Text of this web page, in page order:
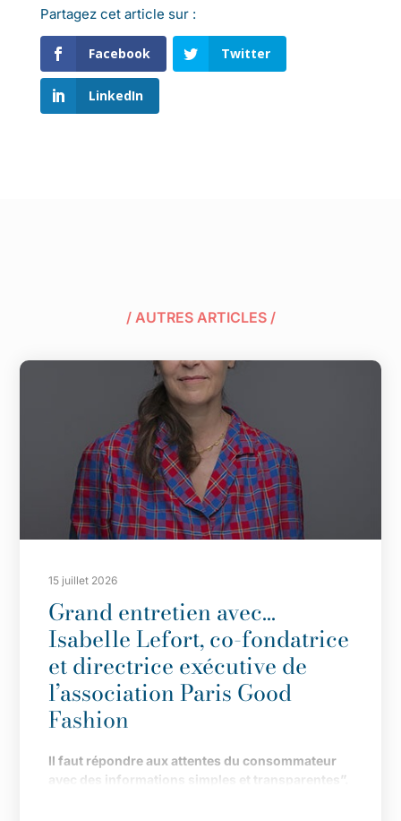
Partagez cet article sur :
Facebook Twitter
LinkedIn
/ AUTRES ARTICLES /
15 juillet 2026
Grand entretien avec…
Isabelle Lefort, co-fondatrice
et directrice exécutive de
l’association Paris Good
Fashion
Il faut répondre aux attentes du consommateur
avec des informations simples et transparentes”.